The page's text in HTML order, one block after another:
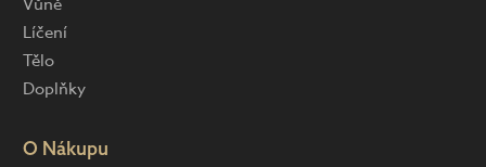
Líčení
Tělo
Doplňky
O Nákupu